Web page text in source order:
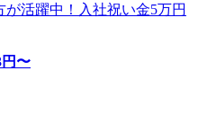
活躍中！入社祝い金5万円
円〜